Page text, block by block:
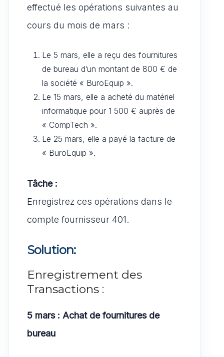
effectué les opérations suivantes au
cours du mois de mars :
Le 5 mars, elle a reçu des fournitures
de bureau d’un montant de 800 € de
la société « BuroEquip ».
Le 15 mars, elle a acheté du matériel
informatique pour 1 500 € auprès de
« CompTech ».
Le 25 mars, elle a payé la facture de
« BuroEquip ».
Tâche :
Enregistrez ces opérations dans le
compte fournisseur 401.
Solution:
Enregistrement des
Transactions :
5 mars : Achat de fournitures de
bureau